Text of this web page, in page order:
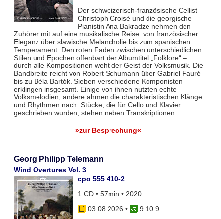
Der schweizerisch-französische Cellist
Christoph Croisé und die georgische
Pianistin Ana Bakradze nehmen den
Zuhörer mit auf eine musikalische Reise: von französischer
Eleganz über slawische Melancholie bis zum spanischen
Temperament. Den roten Faden zwischen unterschiedlichen
Stilen und Epochen offenbart der Albumtitel „Folklore“ –
durch alle Kompositionen weht der Geist der Volksmusik. Die
Bandbreite reicht von Robert Schumann über Gabriel Fauré
bis zu Béla Bartók. Sieben verschiedene Komponisten
erklingen insgesamt. Einige von ihnen nutzten echte
Volksmelodien; andere ahmen die charakteristischen Klänge
und Rhythmen nach. Stücke, die für Cello und Klavier
geschrieben wurden, stehen neben Transkriptionen.
»zur Besprechung«
Georg Philipp Telemann
Wind Overtures Vol. 3
cpo 555 410-2
1 CD • 57min • 2020
03.08.2026 •
9 10 9